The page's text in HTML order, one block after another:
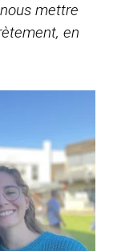
mettre
en